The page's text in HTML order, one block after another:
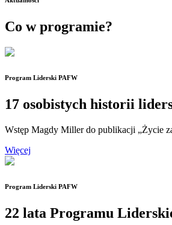
Co w programie?
Program Liderski PAFW
17 osobistych historii
Wstęp Magdy Miller do publikacji „Życie
Więcej
Program Liderski PAFW
22 lata Programu